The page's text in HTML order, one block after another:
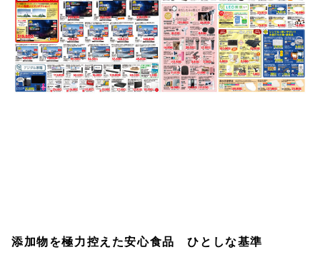
添加物を極力控えた安心食品 ひとしな基準